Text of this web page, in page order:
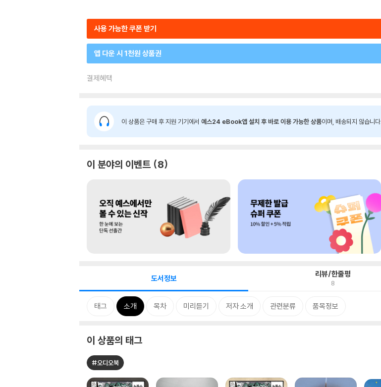
사용 가능한 쿠폰 받기
앱 다운 시 1천원 상품권
결제혜택
이 상품은 구매 후 지원 기기에서 예스24 eBook앱 설치 후 바로 이용 가능한 상품이며, 배송되지 않습니다.
이 분야의 이벤트 8
도서정보 리뷰/한줄평
8
태그 소개 목차 미리듣기 저자 소개 관련분류 품목정보
이 상품의 태그
#오디오북